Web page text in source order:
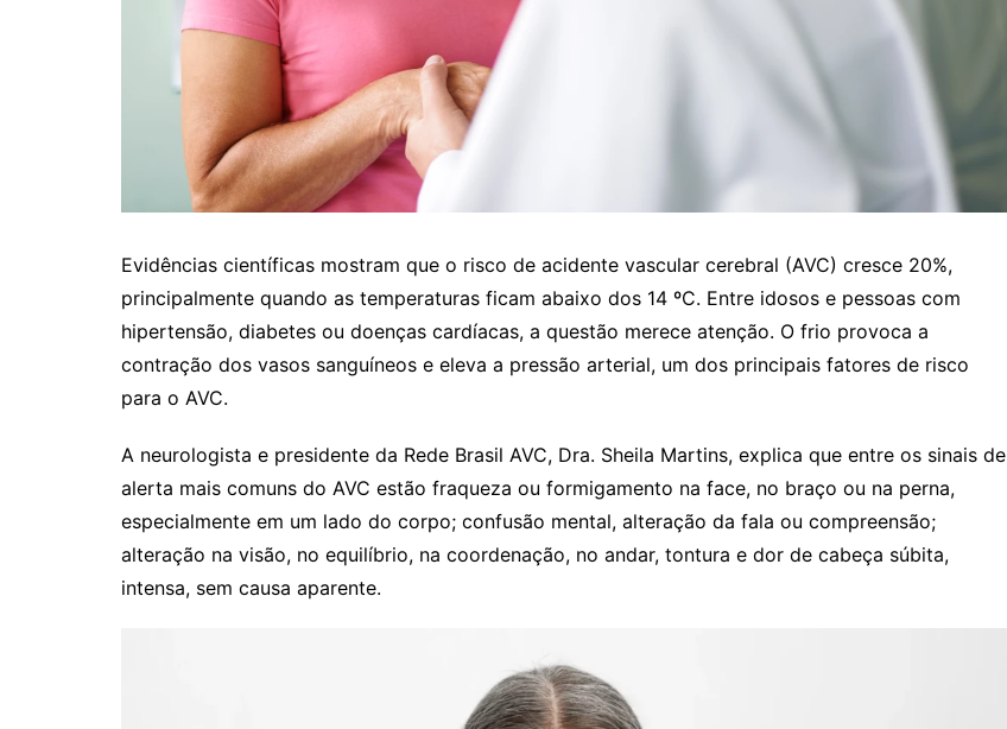
Evidências científicas mostram que o risco de acidente vascular cerebral (AVC) cresce 20%,
principalmente quando as temperaturas ficam abaixo dos 14 ºC. Entre idosos e pessoas com
hipertensão, diabetes ou doenças cardíacas, a questão merece atenção. O frio provoca a
contração dos vasos sanguíneos e eleva a pressão arterial, um dos principais fatores de risco
para o AVC.
A neurologista e presidente da Rede Brasil AVC, Dra. Sheila Martins, explica que entre os sinais de
alerta mais comuns do AVC estão fraqueza ou formigamento na face, no braço ou na perna,
especialmente em um lado do corpo; confusão mental, alteração da fala ou compreensão;
alteração na visão, no equilíbrio, na coordenação, no andar, tontura e dor de cabeça súbita,
intensa, sem causa aparente.